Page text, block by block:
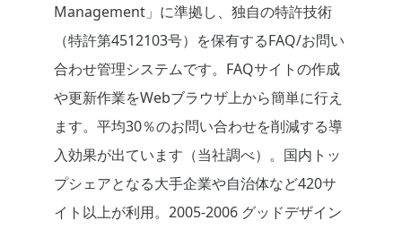
Management」に準拠し、独自の特許技術
（特許第4512103号）を保有するFAQ/お問い
合わせ管理システムです。FAQサイトの作成
や更新作業をWebブラウザ上から簡単に行え
ます。平均30％のお問い合わせを削減する導
入効果が出ています（当社調べ）。国内トッ
プシェアとなる大手企業や自治体など420サ
イト以上が利用。2005-2006 グッドデザイン